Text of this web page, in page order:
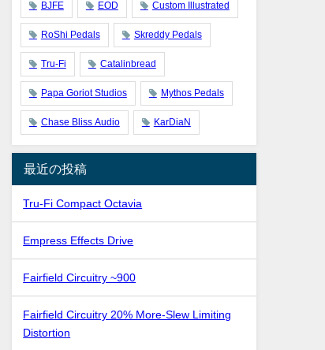
BJFE EOD Custom Illustrated
RoShi Pedals Skreddy Pedals
Tru-Fi Catalinbread
Papa Goriot Studios Mythos Pedals
Chase Bliss Audio KarDiaN
最近の投稿
Tru-Fi Compact Octavia
Empress Effects Drive
Fairfield Circuitry ~900
Fairfield Circuitry 20% More-Slew Limiting
Distortion